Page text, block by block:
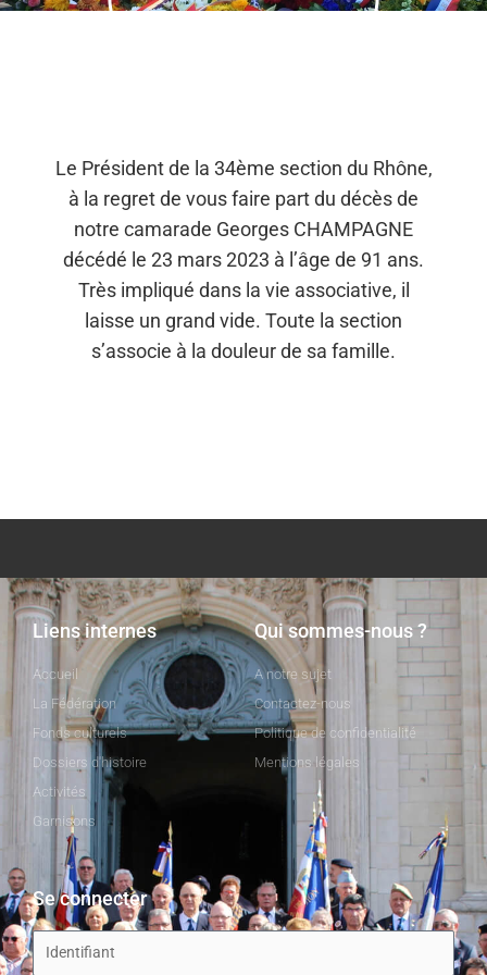
Le Président de la 34ème section du Rhône,
à la regret de vous faire part du décès de
notre camarade Georges CHAMPAGNE
décédé le 23 mars 2023 à l’âge de 91 ans.
Très impliqué dans la vie associative, il
laisse un grand vide. Toute la section
s’associe à la douleur de sa famille.
Liens internes
Accueil
La Fédération
Fonds culturels
Dossiers d'histoire
Activités
Garnisons
Qui sommes-nous ?
A notre sujet
Contactez-nous
Politique de confidentialité
Mentions légales
Se connecter